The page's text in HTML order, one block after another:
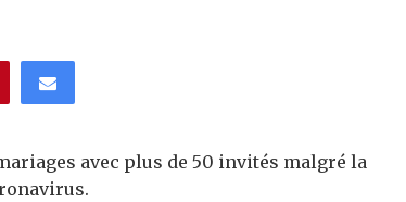
avec plus de 50 invités malgré la